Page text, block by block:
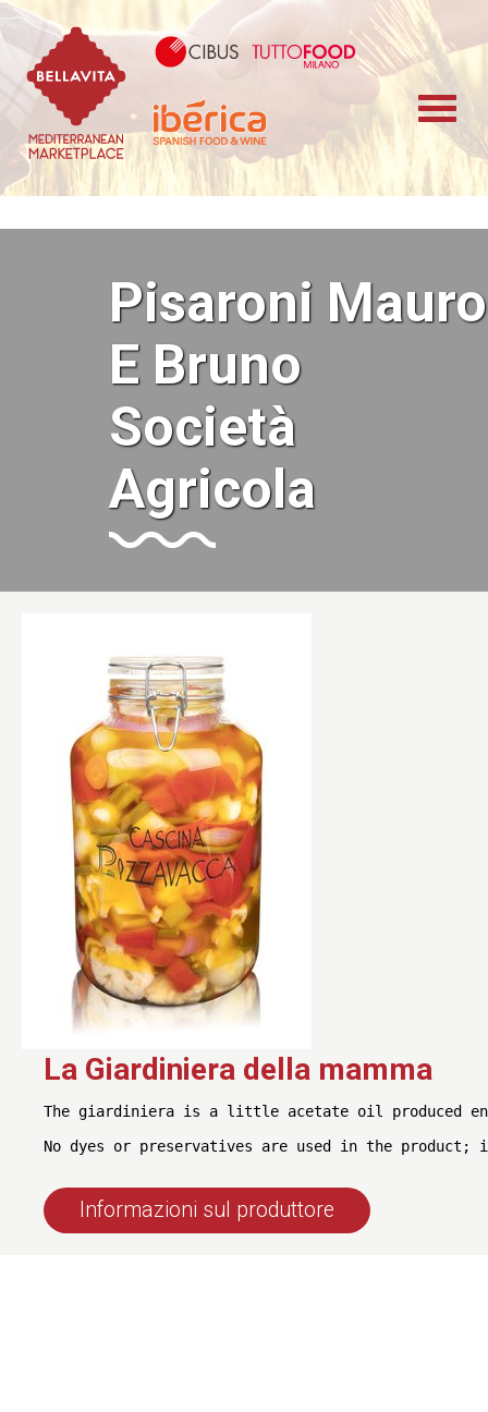
Bellavita Marketplace Cibus TuttoFood
Pisaroni Mauro
E Bruno
Società
Agricola
La Giardiniera della mamma
The giardiniera is a little acetate oil produced
Informazioni sul produttore